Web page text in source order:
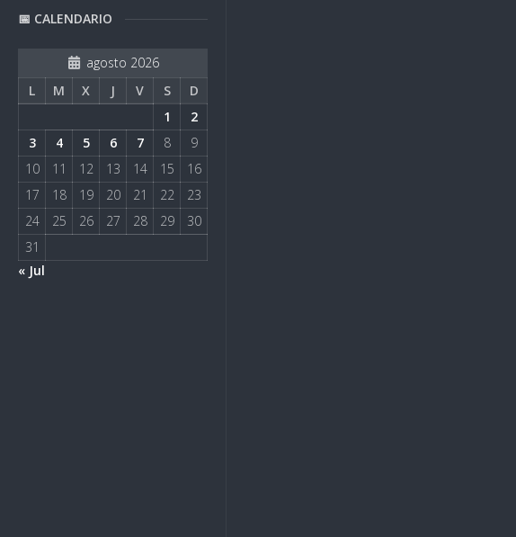
📅 CALENDARIO
agosto 2026
L
M X J V S
D
1
2
3
4 5 6 7 8
9
10
11 12 13 14 15
16
17
18 19 20 21 22
23
24
25 26 27 28 29
30
31
« Jul